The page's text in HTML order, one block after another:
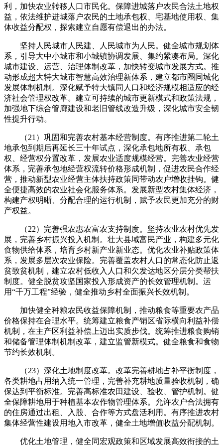
利，加快农业转移人口市民化。保障进城落户农民合法土地权
益，依法维护进城落户农民的土地承包权、宅基地使用权、集
体收益分配权，探索建立自愿有偿退出的办法。
坚持人民城市人民建、人民城市为人民。健全城市规划体
系，引导大中小城市和小城镇协调发展、集约紧凑布局。深化
城市建设、运营、治理体制改革，加快转变城市发展方式。推
动形成超大特大城市智慧高效治理新体系，建立都市圈同城化
发展体制机制。深化赋予特大镇同人口和经济规模相适应的经
济社会管理权改革。建立可持续的城市更新模式和政策法规，
加强地下综合管廊建设和老旧管线改造升级，深化城市安全韧
性提升行动。
（21）巩固和完善农村基本经营制度。有序推进第二轮土
地承包到期后再延长三十年试点，深化承包地所有权、承包
权、经营权分置改革，发展农业适度规模经营。完善农业经营
体系，完善承包地经营权流转价格形成机制，促进农民合作经
营，推动新型农业经营主体扶持政策同带动农户增收挂钩。健
全便捷高效的农业社会化服务体系。发展新型农村集体经济，
构建产权明晰、分配合理的运行机制，赋予农民更加充分的财
产权益。
（22）完善强农惠农富农支持制度。坚持农业农村优先发
展，完善乡村振兴投入机制。壮大县域富民产业，构建多元化
食物供给体系，培育乡村新产业新业态。优化农业补贴政策体
系，发展多层次农业保险。完善覆盖农村人口的常态化防止返
贫致贫机制，建立农村低收入人口和欠发达地区分层分类帮扶
制度。健全脱贫攻坚国家投入形成资产的长效管理机制。运
用“千万工程”经验，健全推动乡村全面振兴长效机制。
加快健全种粮农民收益保障机制，推动粮食等重要农产品
价格保持在合理水平。统筹建立粮食产销区省际横向利益补偿
机制，在主产区利益补偿上迈出实质步伐。统筹推进粮食购销
和储备管理体制机制改革，建立监管新模式。健全粮食和食物
节约长效机制。
（23）深化土地制度改革。改革完善耕地占补平衡制度，
各类耕地占用纳入统一管理，完善补充耕地质量验收机制，确
保达到平衡标准。完善高标准农田建设、验收、管护机制。健
全保障耕地用于种植基本农作物管理体系。允许农户合法拥有
的住房通过出租、入股、合作等方式盘活利用。有序推进农村
集体经营性建设用地入市改革，健全土地增值收益分配机制。
优化土地管理，健全同宏观政策和区域发展高效衔接的土